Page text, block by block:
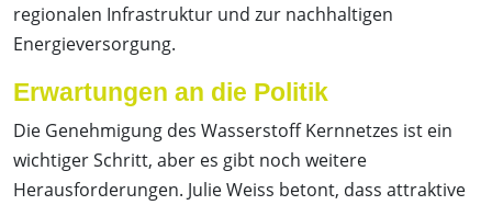
regionalen Infrastruktur und zur nachhaltigen
Energieversorgung.
Erwartungen an die Politik
Die Genehmigung des Wasserstoff Kernnetzes ist ein
wichtiger Schritt, aber es gibt noch weitere
Herausforderungen. Julie Weiss betont, dass attraktive